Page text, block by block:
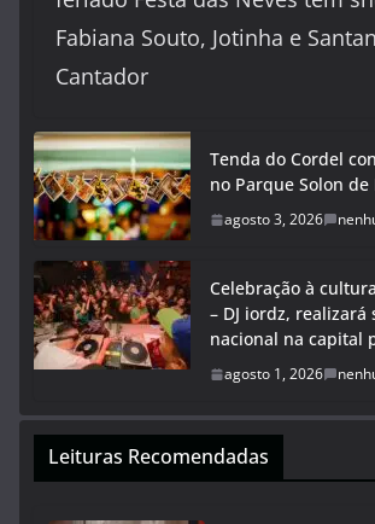
Fabiana Souto, Jotinha e
Cantador
Tenda do Cordel
no Parque Solon de
agosto 3, 2026
Celebração à
– DJ iordz, realizará
nacional na capital
agosto 1, 2026
Leituras Recomendadas